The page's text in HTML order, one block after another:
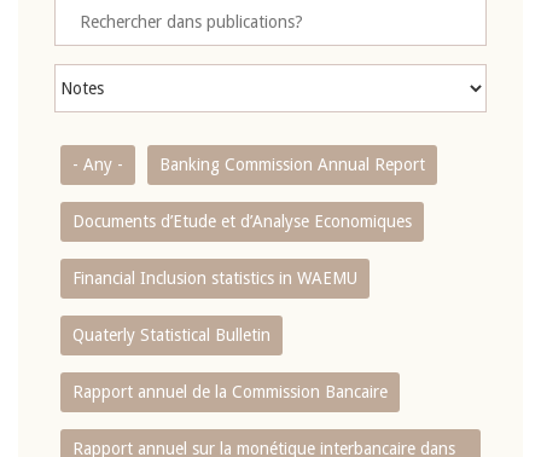
- Any - Banking Commission Annual Report
Documents d’Etude et d’Analyse Economiques
Financial Inclusion statistics in WAEMU
Quaterly Statistical Bulletin
Rapport annuel de la Commission Bancaire
Rapport annuel sur la monétique interbancaire dans